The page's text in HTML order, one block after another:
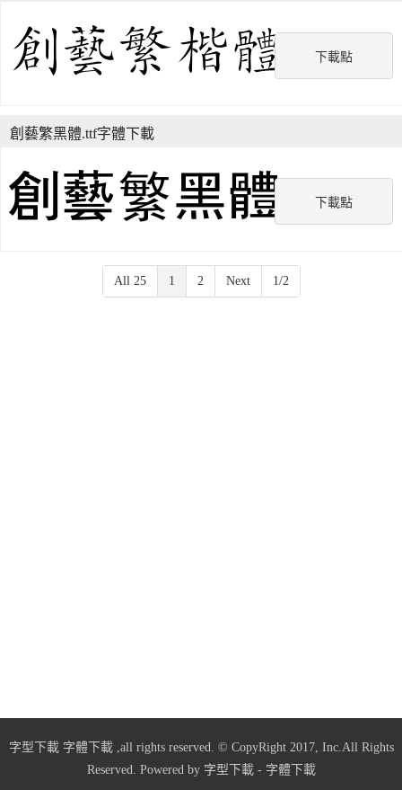
下載點
下載點
創藝繁黑體.ttf字體下載
All 25 1 2 Next 1/2
字型下載 字體下載,all rights reserved. © CopyRight 2017, Inc.All Rights
Reserved. Powered by 字型下載- 字體下載